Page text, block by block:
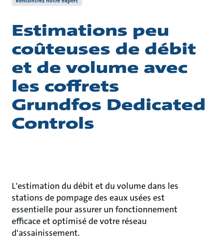
Estimations peu
coûteuses de débit
et de volume avec
les coffrets
Grundfos Dedicated
Controls
L'estimation du débit et du volume dans les
stations de pompage des eaux usées est
essentielle pour assurer un fonctionnement
efficace et optimisé de votre réseau
d'assainissement.